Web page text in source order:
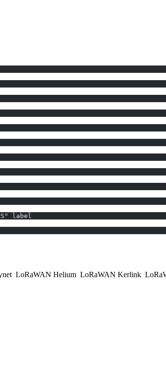
label
LoRaWAN Helium LoRaWAN Kerlink